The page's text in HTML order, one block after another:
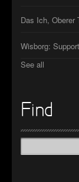
Das Ich, Oberer
Wisborg:
See all
Find
Suchen
nach: